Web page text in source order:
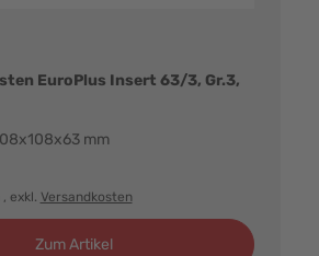
EuroPlus Insert 63/3, Gr.3,
mm
, exkl. Versandkosten
Zum Artikel